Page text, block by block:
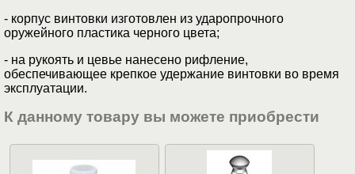
- корпус винтовки изготовлен из ударопрочного
оружейного пластика черного цвета;
- на рукоять и цевье нанесено рифление,
обеспечивающее крепкое удержание винтовки во время
эксплуатации.
К данному товару вы можете приобрести